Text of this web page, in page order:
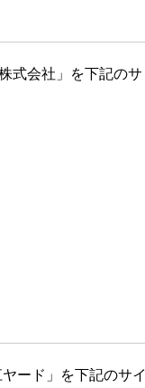
式会社」を下記のサ
ード」を下記のサイ
属栗東工場【栗東】